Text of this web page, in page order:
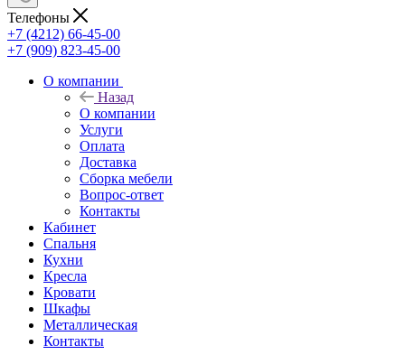
Телефоны
+7 (4212) 66-45-00
+7 (909) 823-45-00
О компании
Назад
О компании
Услуги
Оплата
Доставка
Сборка мебели
Вопрос-ответ
Контакты
Кабинет
Спальня
Кухни
Кресла
Кровати
Шкафы
Металлическая
Контакты